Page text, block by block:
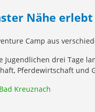
Nähe erlebt
Jugendlichen drei Tage
Pferdewirtschaft und
Kreuznach